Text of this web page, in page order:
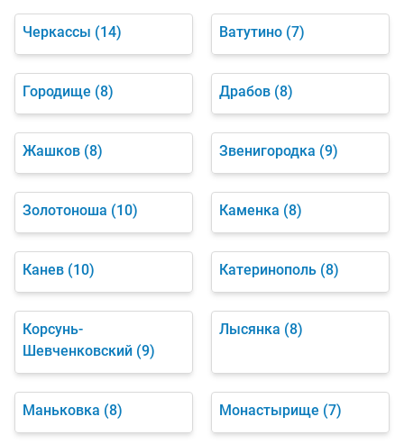
Черкассы (14) Ватутино (7)
Городище (8) Драбов (8)
Жашков (8) Звенигородка (9)
Золотоноша (10) Каменка (8)
Канев (10) Катеринополь (8)
Корсунь-
Шевченковский (9)
Лысянка (8)
Маньковка (8) Монастырище (7)